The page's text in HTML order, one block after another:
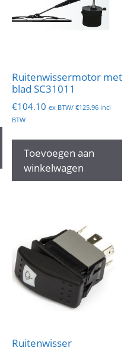
Ruitenwissermotor met
blad SC31011
€104.10 ex BTW/ €125.96incl
BTW
Toevoegen aan
winkelwagen
Ruitenwisser